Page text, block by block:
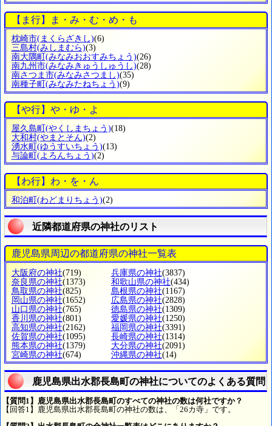
【ま行】ま・み・む・め・も
枕崎市(まくらざきし)(6)
三島村(みしまむら)(3)
南大隅町 (みなみおおすみちょう)(26)
南九州市(みなみきゅうしゅうし)(28)
南さつま市(みなみさつまし)(35)
南種子町 (みなみたねちょう)(9)
【や行】や・ゆ・よ
屋久島町 (やくしまちょう)(18)
大和村(やまとそん)(2)
湧水町 (ゆうすいちょう)(13)
与論町 (よろんちょう)(2)
【わ行】わ・を・ん
和泊町 (わどまりちょう)(2)
近隣都道府県の神社のリスト
鹿児島県周辺の都道府県の神社一覧表
大阪府の神社(719) 兵庫県の神社(3837)
奈良県の神社(1373) 和歌山県の神社(434)
鳥取県の神社(825) 島根県の神社(1167)
岡山県の神社(1652) 広島県の神社(2828)
山口県の神社(765) 徳島県の神社(1309)
香川県の神社(801) 愛媛県の神社(1250)
高知県の神社(2162) 福岡県の神社(3391)
佐賀県の神社(1095) 長崎県の神社(1314)
熊本県の神社(1379) 大分県の神社(2091)
宮崎県の神社(674) 沖縄県の神社(14)
鹿児島県出水郡長島町の神社についてのよくある質問
【質問1】鹿児島県出水郡長島町のすべての神社の数は何社ですか？
【回答1】鹿児島県出水郡長島町の神社の数は、「26カ寺」です。